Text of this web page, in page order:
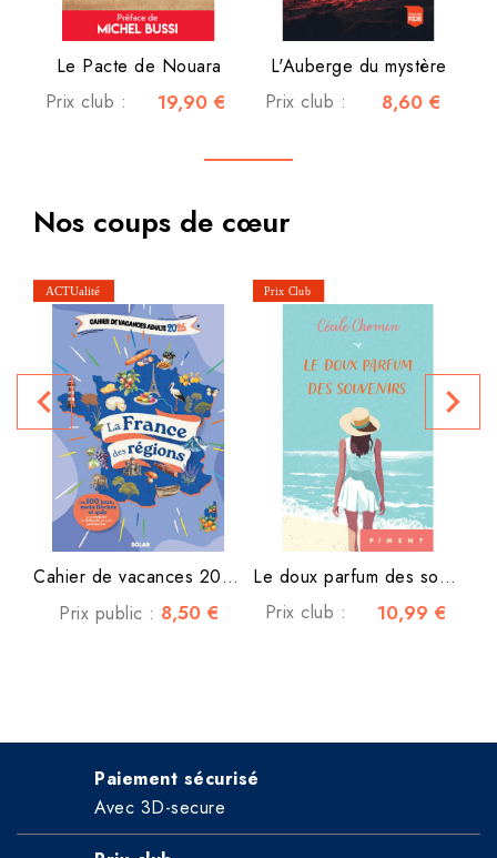
Le Pacte de Nouara
Prix club :
19,90 €
L'Auberge du mystère
Prix club :
8,60 €
Nos coups de cœur
Cahier de vacances 2026 La...
Prix public : 8,50 €
Le doux parfum des souvenirs
Prix club :
10,99 €
navigate_before navigate_next
Paiement sécurisé
Avec 3D-secure